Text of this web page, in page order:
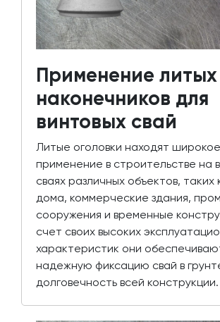
Применение литых
наконечников для
винтовых свай
Литые оголовки находят широкое
применение в строительстве на
сваях различных объектов, таких
дома, коммерческие здания,
сооружения и временные
счет своих высоких
характеристик они
надежную фиксацию свай в
долговечность всей конструкции.